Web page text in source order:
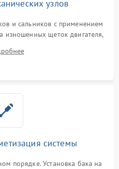
узлов
и сальников с применением
изношенных щеток двигателя,
резиновой манжеты.
системы
порядке. Установка бака на